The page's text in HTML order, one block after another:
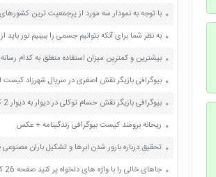
ریحانه برومند کیست بیوگرافی زندگینامه + عکس